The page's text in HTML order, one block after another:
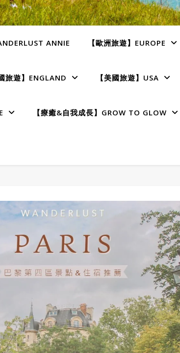
ANNIE 【歐洲旅遊】EUROPE
旅遊】ENGLAND 【美國旅遊】USA
【療癒&自我成長】GROW TO GLOW